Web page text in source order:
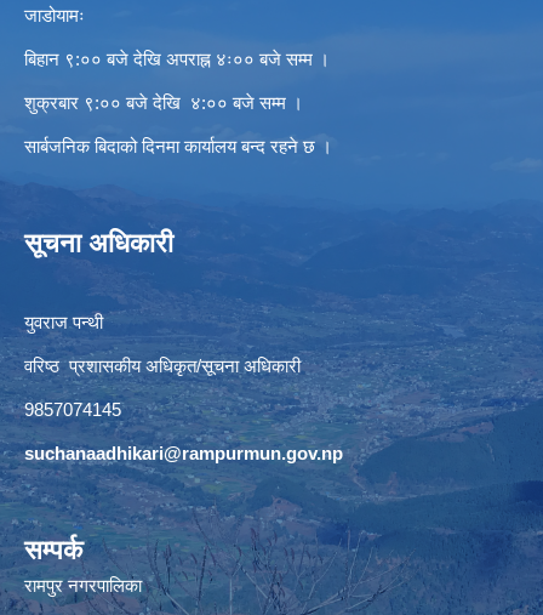
जाडोयामः
बिहान ९:०० बजे देखि अपराह्न ४ः०० बजे सम्म ।
शुक्रबार ९:०० बजे देखि ४:०० बजे सम्म ।
सार्बजनिक बिदाको दिनमा कार्यालय बन्द रहने छ ।
सूचना अधिकारी
युवराज पन्थी
वरिष्ठ प्रशासकीय अधिकृत/सूचना अधिकारी
9857074145
suchanaadhikari@rampurmun.gov.np
सम्पर्क
रामपुर नगरपालिका